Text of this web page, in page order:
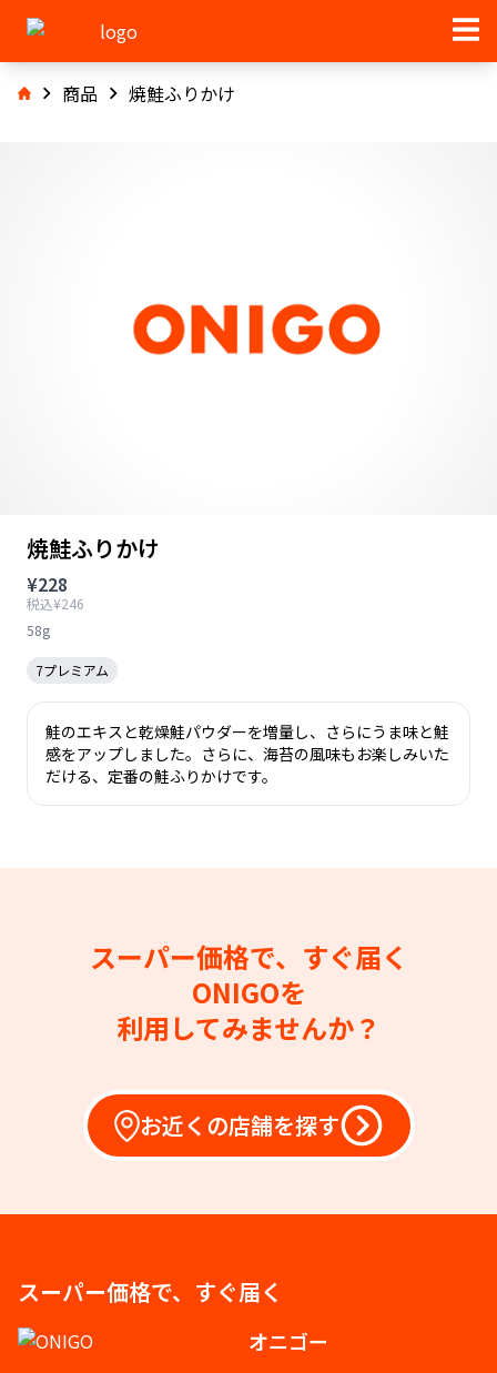
商品 焼鮭ふりかけ
焼鮭ふりかけ
¥228
税込¥246
58g
7プレミアム
鮭のエキスと乾燥鮭パウダーを増量し、さらにうま味と鮭
感をアップしました。さらに、海苔の風味もお楽しみいた
だける、定番の鮭ふりかけです。
スーパー価格で、すぐ届く
ONIGOを
利用してみませんか？
お近くの店舗を探す
スーパー価格で、すぐ届く
オニゴー